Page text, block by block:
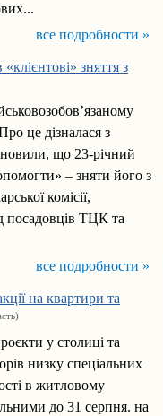
все подробности »
зняття з
це дізналася з
що 23-річний
– зняти його з
комісії,
посадовців ТЦК та
все подробности »
на квартири та
у столиці та
низку спеціальних
в житловому
до 31 серпня. на